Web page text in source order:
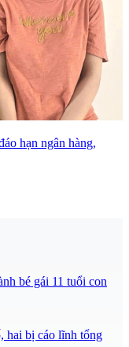
hạn ngân hàng,
bé gái 11 tuổi con
hai bị cáo lĩnh tổng